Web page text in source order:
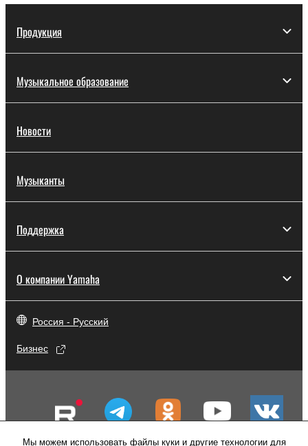
Продукция
Музыкальное образование
Новости
Музыканты
Поддержка
О компании Yamaha
Россия - Русский
Бизнес
Мы можем использовать файлы куки и другие технологии для